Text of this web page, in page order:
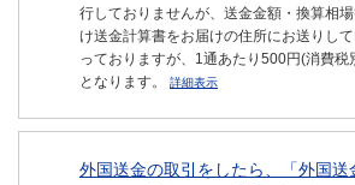
行しておりませんが、送金金額・換算相
け送金計算書をお届けの住所にお送りし
っておりますが、1通あたり500円(消費税
となります。
詳細表示
外国送金の取引をしたら、「外国送